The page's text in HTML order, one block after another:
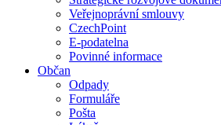
Veřejnoprávní smlouvy
CzechPoint
E-podatelna
Povinné informace
Občan
Odpady
Formuláře
Pošta